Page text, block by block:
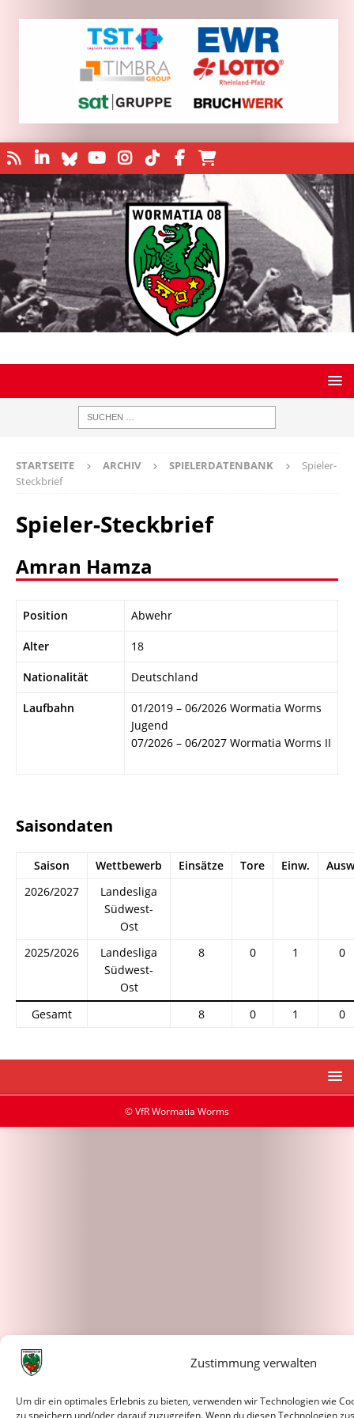
Zustimmung verwalten
Um dir ein optimales Erlebnis zu bieten, verwenden wir Technologien wie
zu speichern und/oder darauf zuzugreifen. Wenn du diesen Technologien
STARTSEITE ARCHIV SPIELERDATENBANK
Spieler-
Steckbrief
Spieler-Steckbrief
Amran Hamza
Position Abwehr
Alter 18
Nationalität Deutschland
Laufbahn
01/2019 – 06/2026 Wormatia Worms
Jugend
07/2026 – 06/2027 Wormatia Worms II
Saisondaten
Saison Wettbewerb Einsätze Tore Einw.
2026/2027
Landesliga
Südwest-
Ost
2025/2026
Landesliga
Südwest-
Ost
8 0 1 0
Gesamt 8 0 1 0
© VfR Wormatia Worms